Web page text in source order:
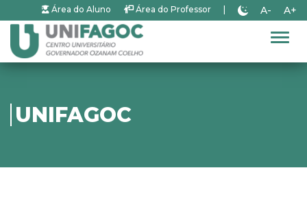
Área do Aluno Área do Professor A- A+
UNIFAGOC